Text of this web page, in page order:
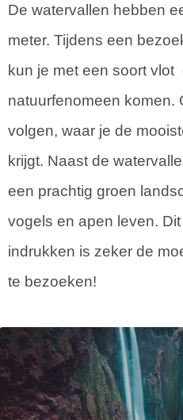
De watervallen hebben
meter. Tijdens een
kun je met een soort vlot
natuurfenomeen komen.
volgen, waar je de
krijgt. Naast de
een prachtig groen
vogels en apen leven.
indrukken is zeker de
te bezoeken!